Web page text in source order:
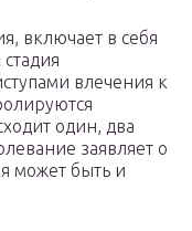
включает в себя
влечения к
один, два
заявляет о
может быть и